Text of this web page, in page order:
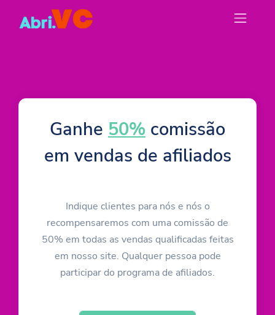
Ganhe 50% comissão
em vendas de afiliados
Indique clientes para nós e nós o
recompensaremos com uma comissão de
50% em todas as vendas qualificadas feitas
em nosso site. Qualquer pessoa pode
participar do programa de afiliados.